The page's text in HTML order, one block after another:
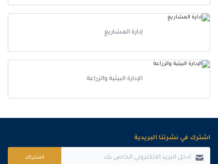
إدارة المشاريع
الإدارة البيئية والزراعة
اشترك في نشرتنا البريدية
اشتراك